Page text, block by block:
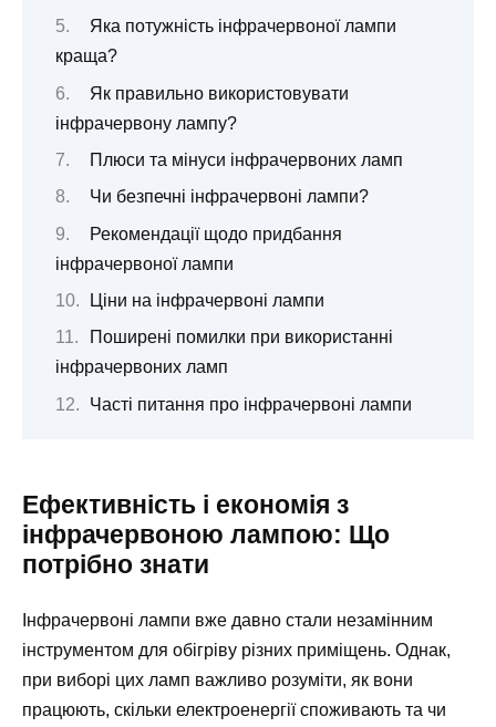
Яка потужність інфрачервоної лампи
краща?
Як правильно використовувати
інфрачервону лампу?
Плюси та мінуси інфрачервоних ламп
Чи безпечні інфрачервоні лампи?
Рекомендації щодо придбання
інфрачервоної лампи
Ціни на інфрачервоні лампи
Поширені помилки при використанні
інфрачервоних ламп
Часті питання про інфрачервоні лампи
Ефективність і економія з
інфрачервоною лампою: Що
потрібно знати
Інфрачервоні лампи вже давно стали незамінним
інструментом для обігріву різних приміщень. Однак,
при виборі цих ламп важливо розуміти, як вони
працюють, скільки електроенергії споживають та чи